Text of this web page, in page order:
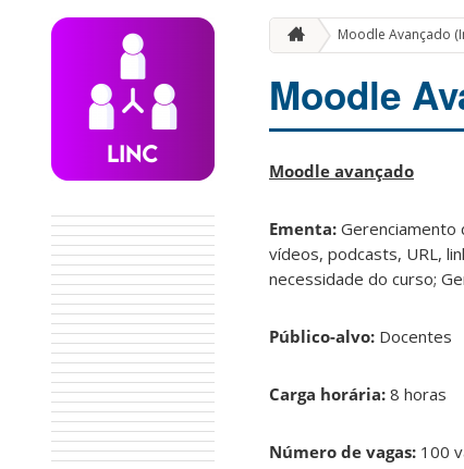
Moodle Avançado
Moodle
Moodle avançado
Ementa: Gerenciamento
vídeos, podcasts, URL,
necessidade do curso;
Público-alvo: Docentes
Carga horária: 8 horas
Número de vagas: 100